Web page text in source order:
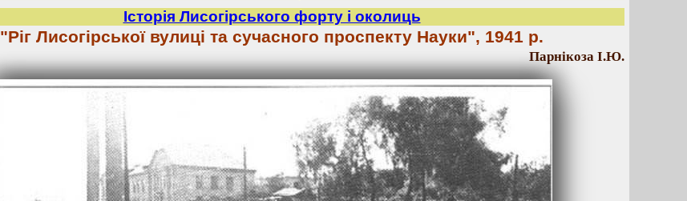
Історія Лисогірського форту і околиць
"Ріг Лисогірської вулиці та сучасного проспекту Науки", 1941 р.
Парнікоза І.Ю.